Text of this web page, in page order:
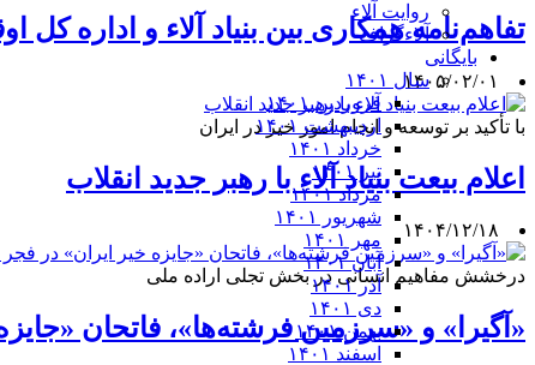
روایت آلاء
آلاءگراف
بایگانی
سال ۱۴۰۱
فروردین ۱۴۰۱
اردیبهشت ۱۴۰۱
خرداد ۱۴۰۱
تیر ۱۴۰۱
مرداد ۱۴۰۱
شهریور ۱۴۰۱
مهر ۱۴۰۱
آبان ۱۴۰۱
آذر ۱۴۰۱
دی ۱۴۰۱
بهمن ۱۴۰۱
اسفند ۱۴۰۱
تفاهم‌نامه همکاری بین بنیاد آلاء و اداره
۱۴۰۵/۰۲/۰۱
با تأکید بر توسعه و انجام امور خیر در ایران
اعلام بیعت بنیاد آلاء با رهبر جدید انقلاب
۱۴۰۴/۱۲/۱۸
درخشش مفاهیم انسانی در بخش تجلی اراده ملی
«آگیرا» و «سرزمین فرشته‌ها»، فاتحان «جایزه